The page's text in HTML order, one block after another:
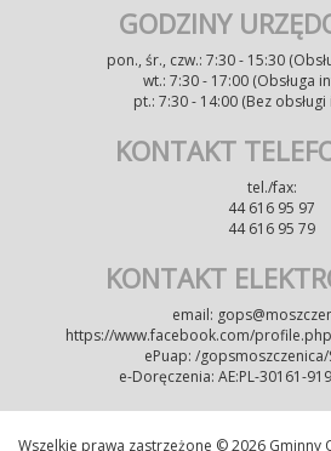
GODZINY
pon., śr., czw.: 7:30 - 15:30
wt.: 7:30 - 17:00 (Obsługa
pt.: 7:30 - 14:00 (Bez
KONTAKT
tel./fax:
44 616 95 97
44 616 95 79
KONTAKT
email:
https://www.facebook.com/
ePuap: /gopsmoszczenica/
e-Doręczenia: AE:PL-30161-
Wszelkie prawa zastrzeżone © 2026 Gminny